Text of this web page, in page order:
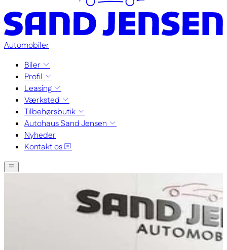
Automobiler
Biler
Profil
Leasing
Værksted
Tilbehørsbutik
Autohaus Sand Jensen
Nyheder
Kontakt os